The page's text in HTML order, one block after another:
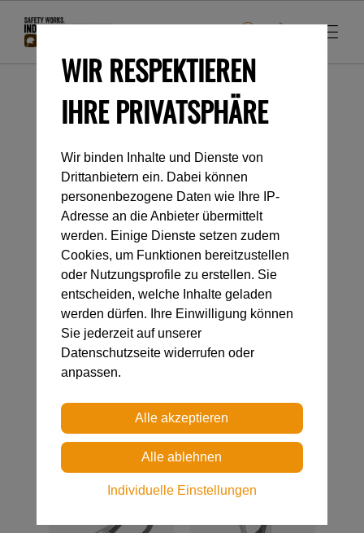
Startseite
Industrieklettern
Verbindungselemente zum Anbringen am
Ende eines Verbindungsmittell
VERBINDUNGSELEMENTE
ZUM ANBRINGEN AM
VERBINDUNGSMITTELL
WIR RESPEKTIEREN
IHRE PRIVATSPHÄRE
Wir binden Inhalte und Dienste von
Drittanbietern ein. Dabei können
personenbezogene Daten wie Ihre IP-
Adresse an die Anbieter übermittelt
werden. Einige Dienste setzen zudem
Cookies, um Funktionen bereitzustellen
oder Nutzungsprofile zu erstellen. Sie
entscheiden, welche Inhalte geladen
werden dürfen. Ihre Einwilligung können
Sie jederzeit auf unserer
Datenschutzseite widerrufen oder
anpassen.
Individuelle Einstellungen